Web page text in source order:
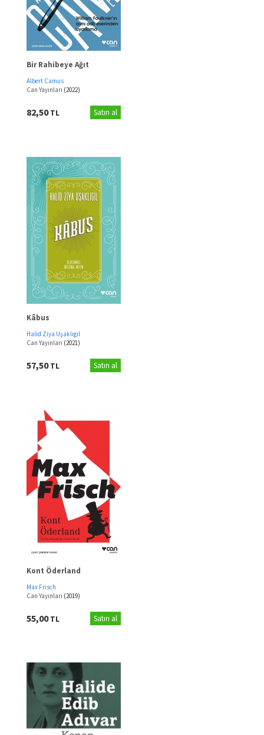
Bir Rahibeye Ağıt
Albert Camus
Can Yayınları (2022)
82,50TL Satın al
Kâbus
Halid Ziya Uşaklıgil
Can Yayınları (2021)
57,50TL Satın al
Kont Öderland
Max Frisch
Can Yayınları (2019)
55,00TL Satın al